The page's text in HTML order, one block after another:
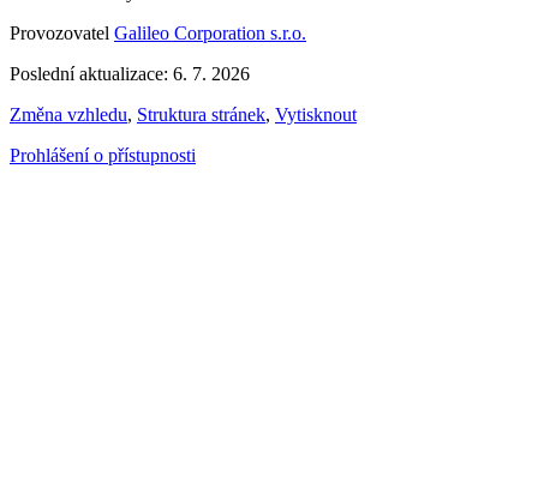
Provozovatel Galileo Corporation s.r.o.
Poslední aktualizace: 6. 7. 2026
Změna vzhledu, Struktura stránek, Vytisknout
Prohlášení o přístupnosti